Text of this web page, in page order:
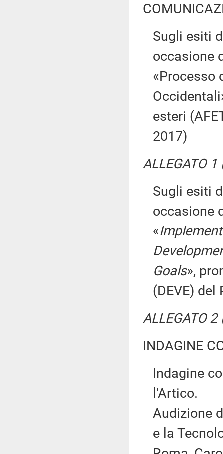
Sugli esiti
occasione
«Processo
esteri
2017)
ALLEGATO
Sugli esiti
occasione
«
Goals»,
(DEVE)
ALLEGATO
INDAGINE
Indagine
l'Artico.
Audizione
e la